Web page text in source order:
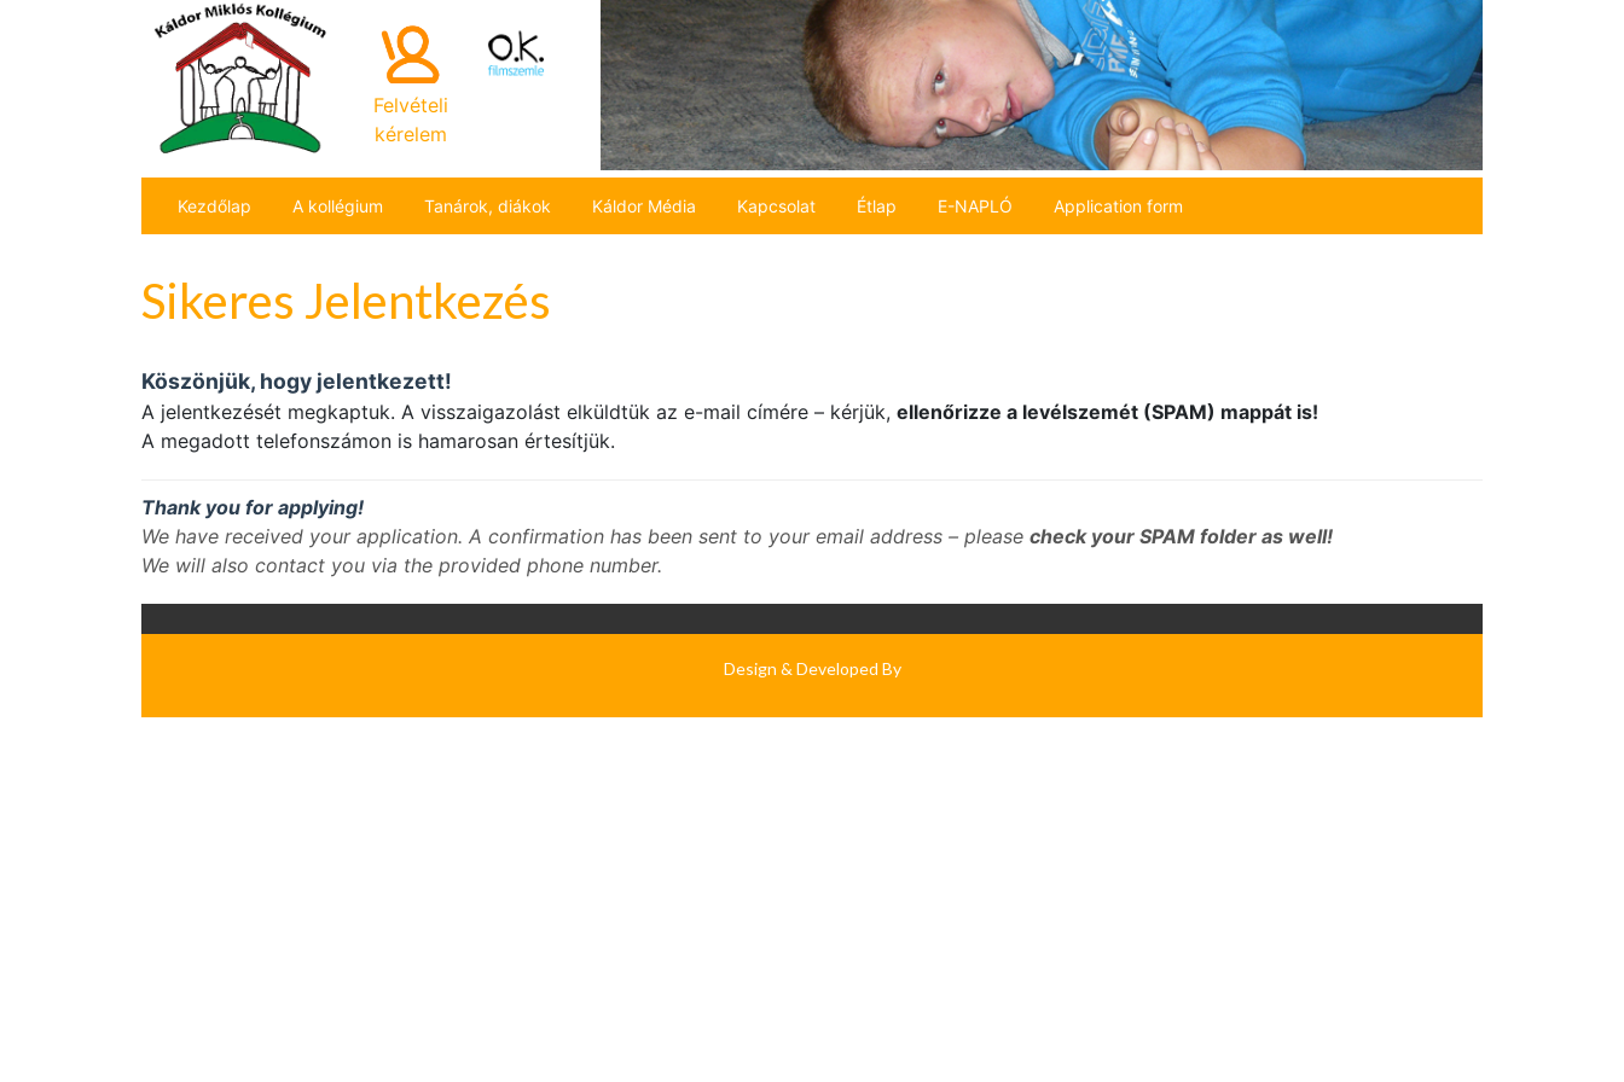
Felvételi
kérelem
Kezdőlap A kollégium Tanárok, diákok Káldor Média Kapcsolat Étlap E-NAPLÓ Application form
Sikeres Jelentkezés
Köszönjük, hogy jelentkezett!
A jelentkezését megkaptuk. A visszaigazolást elküldtük az e-mail címére – kérjük, ellenőrizze a levélszemét (SPAM) mappát is!
A megadott telefonszámon is hamarosan értesítjük.
Thank you for applying!
We have received your application. A confirmation has been sent to your email address – please check your SPAM folder as well!
We will also contact you via the provided phone number.
Design & Developed By